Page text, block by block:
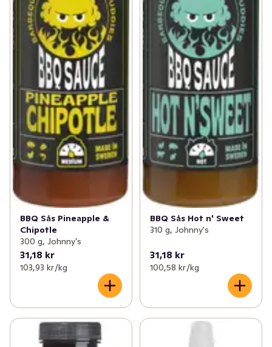
Nytt till balkong och altan (15)
Nyheter inom kött & kyckling
Nyheter till de minsta
BBQ Sås Pineapple &
Chipotle
300 g, Johnny's
31,18 kr
103,93 kr /kg
BBQ Sås Hot n' Sweet
310 g, Johnny's
31,18 kr
100,58 kr /kg